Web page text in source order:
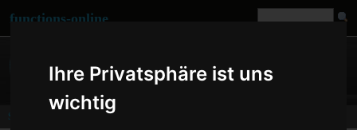
Ihre Privatsphäre ist uns
wichtig
functions-online
Search